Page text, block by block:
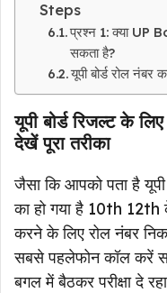
Steps
प्रश्न 1: क्या UP
सकता है?
यूपी बोर्ड रोल
यूपी बोर्ड रिजल्ट के
देखें पूरा तरीका
जैसा कि आपको पता है
का हो गया है 10th 12th
करने के लिए रोल नंबर
सबसे पहलेफोन कॉल करें
बगल में बैठकर परीक्षा दे